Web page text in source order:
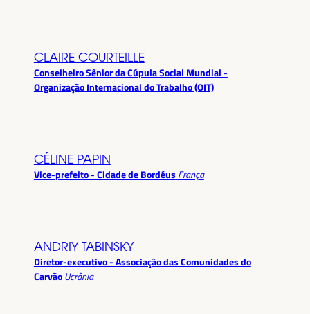
CLAIRE COURTEILLE
Conselheiro Sênior da Cúpula Social Mundial -
Organização Internacional do Trabalho (OIT)
CÉLINE PAPIN
Vice-prefeito - Cidade de Bordéus França
ANDRIY TABINSKY
Diretor-executivo - Associação das Comunidades do
Carvão Ucrânia